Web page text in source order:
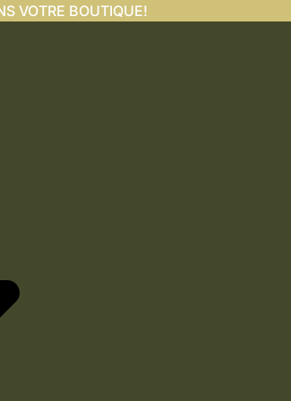
VOTRE BOUTIQUE!